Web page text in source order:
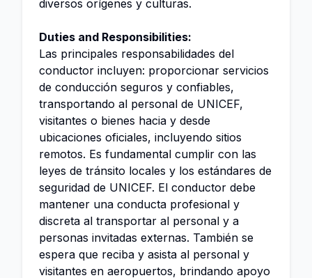
diversos orígenes y culturas.
Duties and Responsibilities:
Las principales responsabilidades del
conductor incluyen: proporcionar servicios
de conducción seguros y confiables,
transportando al personal de UNICEF,
visitantes o bienes hacia y desde
ubicaciones oficiales, incluyendo sitios
remotos. Es fundamental cumplir con las
leyes de tránsito locales y los estándares de
seguridad de UNICEF. El conductor debe
mantener una conducta profesional y
discreta al transportar al personal y a
personas invitadas externas. También se
espera que reciba y asista al personal y
visitantes en aeropuertos, brindando apoyo